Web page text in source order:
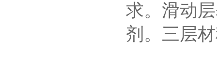
求。滑动
剂。三层